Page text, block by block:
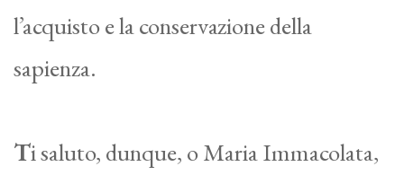
l’acquisto e la conservazione della
sapienza.
Ti saluto, dunque, o Maria Immacolata,